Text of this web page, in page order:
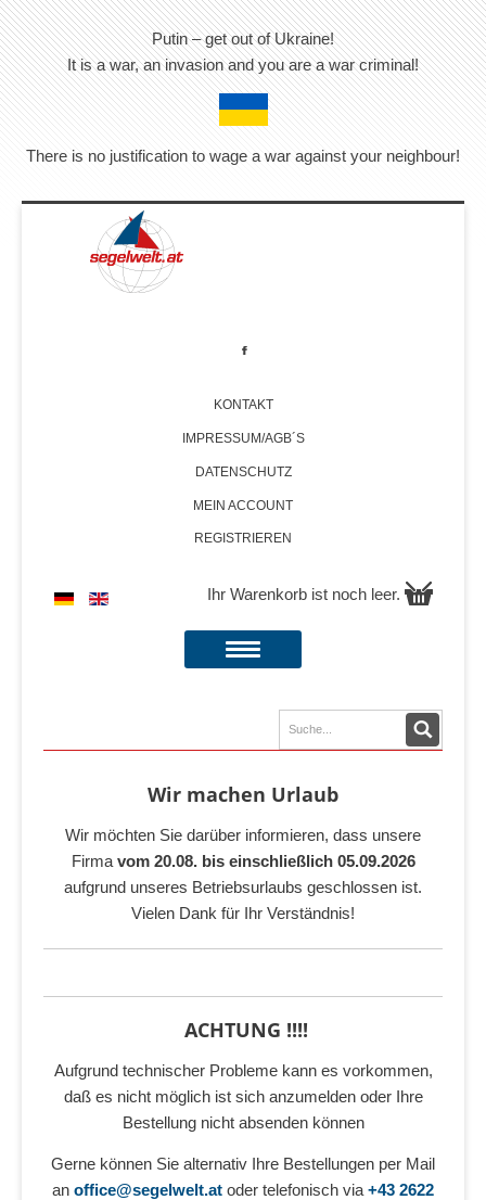
Putin – get out of Ukraine!
It is a war, an invasion and you are a war criminal!
There is no justification to wage a war against your neighbour!
KONTAKT
IMPRESSUM/AGB´S
DATENSCHUTZ
MEIN ACCOUNT
REGISTRIEREN
Ihr Warenkorb ist noch leer.
Wir machen Urlaub
Wir möchten Sie darüber informieren, dass unsere
Firma vom 20.08. bis einschließlich 05.09.2026
aufgrund unseres Betriebsurlaubs geschlossen ist.
Vielen Dank für Ihr Verständnis!
ACHTUNG !!!!
Aufgrund technischer Probleme kann es vorkommen,
daß es nicht möglich ist sich anzumelden oder Ihre
Bestellung nicht absenden können
Gerne können Sie alternativ Ihre Bestellungen per Mail
an office@segelwelt.at oder telefonisch via +43 2622